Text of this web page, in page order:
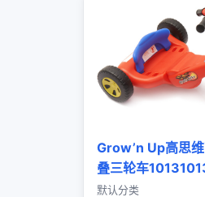
Grow’n Up高思
叠三轮车
默认分类